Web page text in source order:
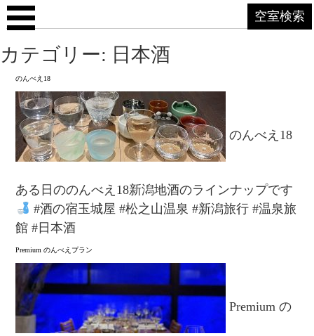
空室検索
カテゴリー: 日本酒
のんべえ18
のんべえ18
ある日ののんべえ18新潟地酒のラインナップです
#酒の宿玉城屋 #松之山温泉 #新潟旅行 #温泉旅
館 #日本酒
Premium のんべえプラン
Premium の